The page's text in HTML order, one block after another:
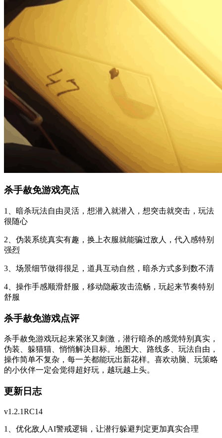
杀手赦免游戏亮点
1、暗杀玩法自由灵活，想潜入就潜入，想突击就突击，玩法
很随心
2、伪装系统真实有趣，换上衣服就能骗过敌人，代入感特别
强烈
3、场景细节做得很足，道具互动自然，暗杀方式多到数不清
4、操作手感顺滑舒服，移动隐蔽攻击流畅，玩起来节奏特别
舒服
杀手赦免游戏点评
杀手赦免游戏玩起来紧张又刺激，潜行暗杀的感觉特别真实，
伪装、躲猫猫、悄悄解决目标。地图大、路线多、玩法自由，
操作简单不复杂，每一关都能玩出新花样。喜欢动脑、玩策略
的小伙伴一定会觉得超好玩，越玩越上头。
更新日志
v1.2.1RC14
1、优化敌人AI警戒逻辑，让潜行躲避判定更加真实合理